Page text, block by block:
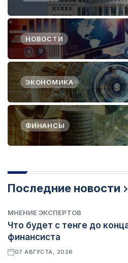
НОВОСТИ
ЭКОНОМИКА
ФИНАНСЫ
Последние новости
МНЕНИЕ ЭКСПЕРТОВ
Что будет с тенге до
финансиста
07 АВГУСТА, 2026